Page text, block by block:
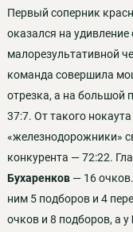
Первый соперник
оказался на
малорезультативной
команда совершила
отрезка, а на большой
37:7. От такого
«железнодорожники»
конкурента — 72:22.
Бухаренков— 16 очков.
ним 5 подборов и 4
очков и 8 подборов, а у